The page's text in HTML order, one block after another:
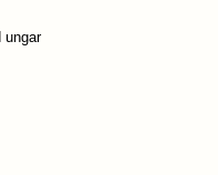
ungar